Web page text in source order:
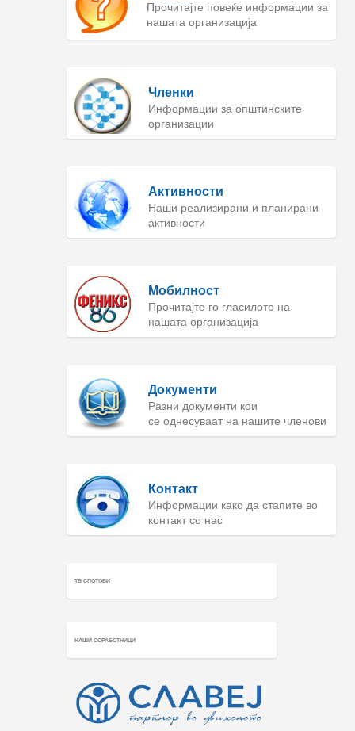
Прочитајте повеќе информации за
нашата организација
Членки
Информации за општинските
организации
Активности
Наши реализирани и планирани
активности
Мобилност
Прочитајте го гласилото на
нашата организација
Документи
Разни документи кои
се однесуваат на нашите членови
Контакт
Информации како да стапите во
контакт со нас
ТВ СПОТОВИ
НАШИ СОРАБОТНИЦИ